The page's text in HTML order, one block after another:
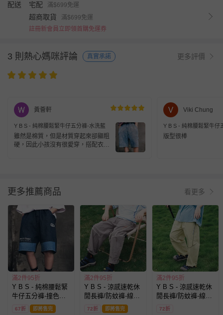
配送 宅配 滿$699免運
超商取貨
滿$699免運
註冊新會員立即領首購免運券
3 則熱心媽咪評論 真實承諾 更多評價
黃薈軒
Y B S - 純棉腰鬆緊牛仔五分褲-水洗藍
雖然是棉質，但是材質穿起來卻顯粗
硬，因此小孩沒有很愛穿，搭配衣服
Viki Chung
Y B S - 純棉腰鬆緊牛仔
版型很棒
更多推薦商品 看更多
滿2件95折
Y B S - 純棉腰鬆緊
牛仔五分褲-撞色拼
接-藍色
67折 即將售完
滿2件95折
Y B S - 涼感速乾休
閒長褲/防蚊褲-線條
撞色-灰色
72折 即將售完
滿2件95折
Y B S - 涼感速乾休
閒長褲/防蚊褲-線條
撞色-綠色
72折